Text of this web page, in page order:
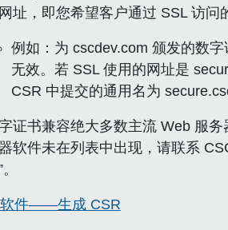
址，即您希望客户通过 SSL 访问
例如：为 cscdev.com 颁发的数
无效。若 SSL 使用的网址是
CSR 中提交的通用名为
证书兼容绝大多数主流 Web 服
软件未在列表中出现，请联系
软件——生成 CSR